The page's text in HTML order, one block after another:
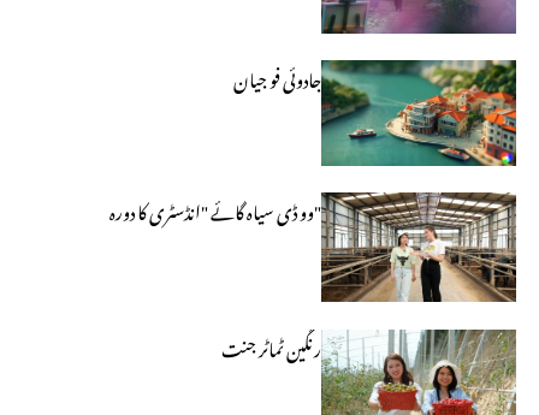
جادوئی فو جیان
"وو ڈی سیاہ گائے "انڈسٹری کا دورہ
رنگین ٹماٹر جنت